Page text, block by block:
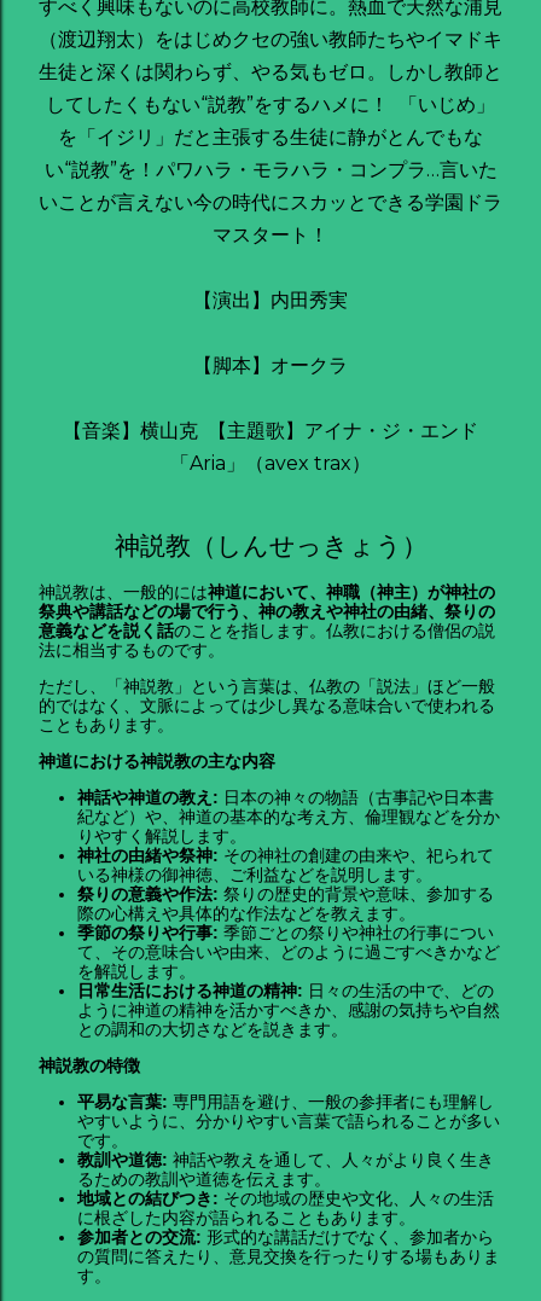
すべく興味もないのに高校教師に。熱血で天然な浦見
（渡辺翔太）をはじめクセの強い教師たちやイマドキ
生徒と深くは関わらず、やる気もゼロ。しかし教師と
してしたくもない“説教”をするハメに！ 「いじめ」
を「イジリ」だと主張する生徒に静がとんでもな
い“説教”を！パワハラ・モラハラ・コンプラ…言いた
いことが言えない今の時代にスカッとできる学園ドラ
マスタート！
【演出】内田秀実
【脚本】オークラ
【音楽】横山克 【主題歌】アイナ・ジ・エンド
「Aria」（avex trax）
神説教（しんせっきょう）
神説教は、一般的には神道において、神職（神主）が神社の
祭典や講話などの場で行う、神の教えや神社の由緒、祭りの
意義などを説く話のことを指します。仏教における僧侶の説
法に相当するものです。
ただし、「神説教」という言葉は、仏教の「説法」ほど一般
的ではなく、文脈によっては少し異なる意味合いで使われる
こともあります。
神道における神説教の主な内容
神話や神道の教え: 日本の神々の物語（古事記や日本書
紀など）や、神道の基本的な考え方、倫理観などを分か
りやすく解説します。
神社の由緒や祭神: その神社の創建の由来や、祀られて
いる神様の御神徳、ご利益などを説明します。
祭りの意義や作法: 祭りの歴史的背景や意味、参加する
際の心構えや具体的な作法などを教えます。
季節の祭りや行事: 季節ごとの祭りや神社の行事につい
て、その意味合いや由来、どのように過ごすべきかなど
を解説します。
日常生活における神道の精神: 日々の生活の中で、どの
ように神道の精神を活かすべきか、感謝の気持ちや自然
との調和の大切さなどを説きます。
神説教の特徴
平易な言葉: 専門用語を避け、一般の参拝者にも理解し
やすいように、分かりやすい言葉で語られることが多い
です。
教訓や道徳: 神話や教えを通して、人々がより良く生き
るための教訓や道徳を伝えます。
地域との結びつき: その地域の歴史や文化、人々の生活
に根ざした内容が語られることもあります。
参加者との交流: 形式的な講話だけでなく、参加者から
の質問に答えたり、意見交換を行ったりする場もありま
す。